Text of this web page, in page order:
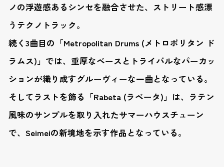
ノの浮遊感あるシンセを融合させた、ストリート感漂
うテクノトラック。
続く3曲目の「Metropolitan Drums (メトロポリタン ド
ラムス)」では、重厚なベースとトライバルなパーカッ
ションが織り成すグルーヴィーな一曲となっている。
そしてラストを飾る「Rabeta (ラベータ)」は、ラテン
風味のサンプルを取り入れたサマーハウスチューン
で、Seimeiの新境地を示す作品となっている。